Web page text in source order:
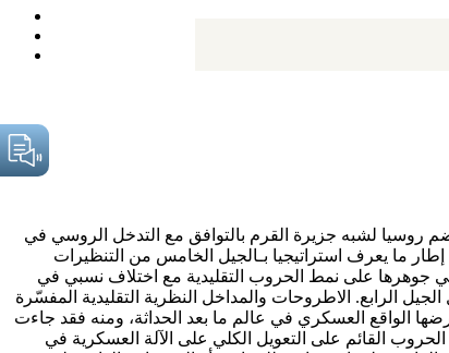
أحد أكثر نماذج الحروب الهجينة وضوحا في تاريخ الحروب، رغم أن معالم هذا التحول قد بدأ منذ سنة 2014م، خلال ضم روسيا لشبه جزيرة القرم بالتوافق مع التدخل الروسي في
ما يعرف استراتيجيا بـالجيل الخامس من التنظيرات
في جوهرها على نمط الحروب التقليدية مع اختلاف نسبي في
الرابع. الاطروحات والمداخل النظرية التقليدية المفسّرة
الواقع العسكري في عالم ما بعد الحداثة، ومنه فقد جاءت
القائم على التعويل الكلي على الآلة العسكرية في